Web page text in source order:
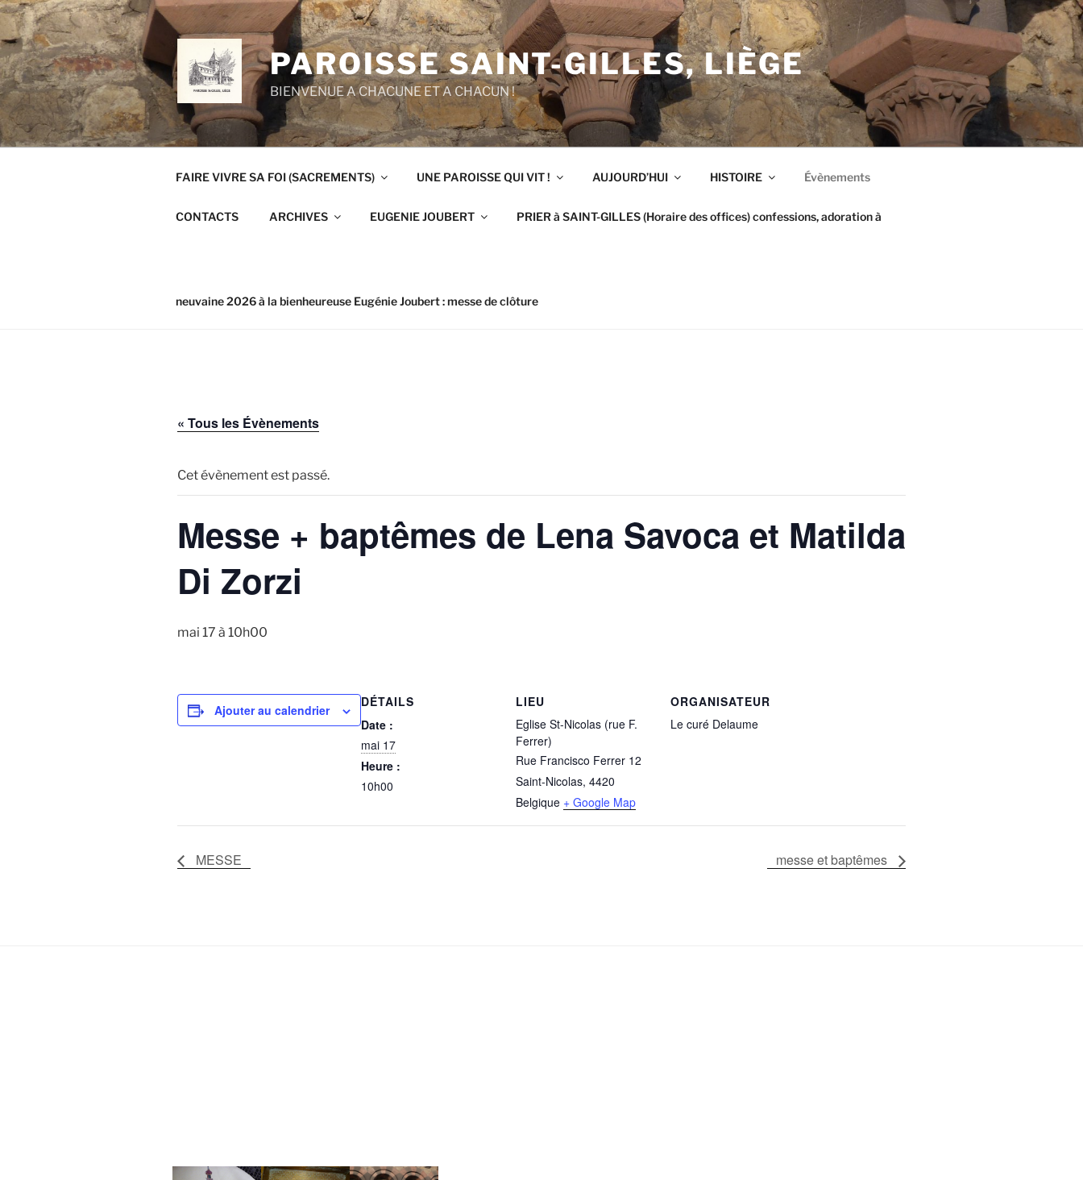
Aller
au
contenu
principal
PAROISSE SAINT-GILLES, LIÈGE
BIENVENUE A CHACUNE ET A CHACUN !
FAIRE VIVRE SA FOI (SACREMENTS) UNE PAROISSE QUI VIT ! AUJOURD’HUI HISTOIRE Évènements
CONTACTS ARCHIVES EUGENIE JOUBERT PRIER à SAINT-GILLES (Horaire des offices) confessions, adoration à
neuvaine 2026 à la bienheureuse Eugénie Joubert : messe de clôture
« Tous les Évènements
Cet évènement est passé.
Messe + baptêmes de Lena Savoca et Matilda
Di Zorzi
mai 17 à 10h00
Ajouter au calendrier
DÉTAILS
Date :
mai 17
Heure :
10h00
LIEU
Eglise St-Nicolas (rue F.
Ferrer)
Rue Francisco Ferrer 12
Saint-Nicolas, 4420
Belgique + Google Map
ORGANISATEUR
Le curé Delaume
MESSE messe et baptêmes